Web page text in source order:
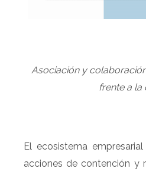
Asociación y
frente a la
El ecosistema
acciones de contención y